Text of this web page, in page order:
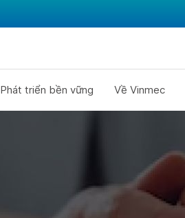
Phát triển bền vững Về Vinmec